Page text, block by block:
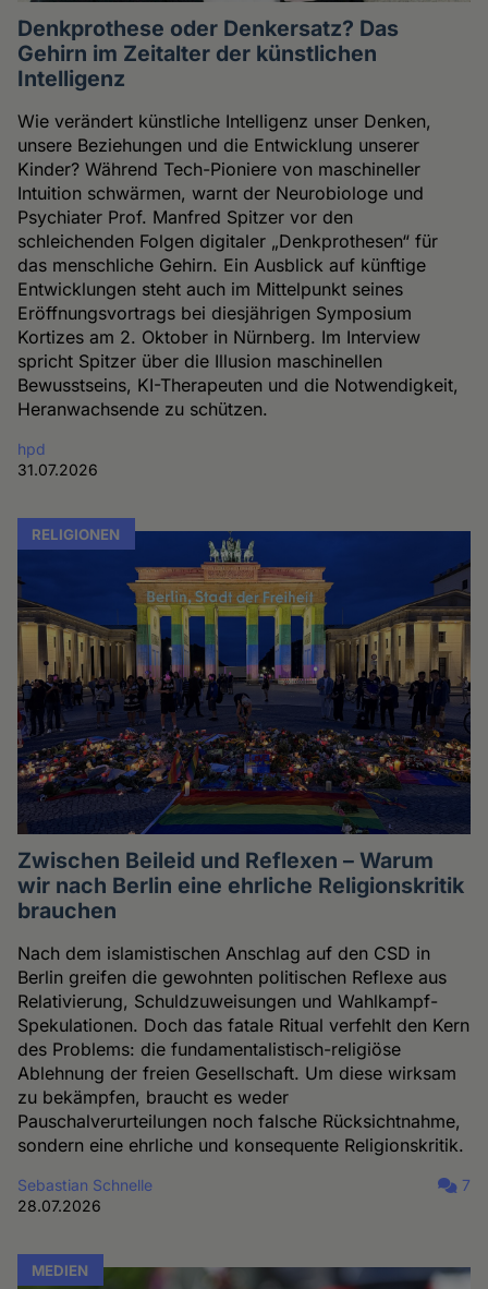
Denkprothese oder Denkersatz? Das
Gehirn im Zeitalter der künstlichen
Intelligenz
Wie verändert künstliche Intelligenz unser Denken,
unsere Beziehungen und die Entwicklung unserer
Kinder? Während Tech-Pioniere von maschineller
Intuition schwärmen, warnt der Neurobiologe und
Psychiater Prof. Manfred Spitzer vor den
schleichenden Folgen digitaler „Denkprothesen“ für
das menschliche Gehirn. Ein Ausblick auf künftige
Entwicklungen steht auch im Mittelpunkt seines
Eröffnungsvortrags bei diesjährigen Symposium
Kortizes am 2. Oktober in Nürnberg. Im Interview
spricht Spitzer über die Illusion maschinellen
Bewusstseins, KI-Therapeuten und die Notwendigkeit,
Heranwachsende zu schützen.
hpd
31.07.2026
RELIGIONEN
Zwischen Beileid und Reflexen – Warum
wir nach Berlin eine ehrliche Religionskritik
brauchen
Nach dem islamistischen Anschlag auf den CSD in
Berlin greifen die gewohnten politischen Reflexe aus
Relativierung, Schuldzuweisungen und Wahlkampf-
Spekulationen. Doch das fatale Ritual verfehlt den Kern
des Problems: die fundamentalistisch-religiöse
Ablehnung der freien Gesellschaft. Um diese wirksam
zu bekämpfen, braucht es weder
Pauschalverurteilungen noch falsche Rücksichtnahme,
sondern eine ehrliche und konsequente Religionskritik.
Sebastian Schnelle
28.07.2026
7
MEDIEN